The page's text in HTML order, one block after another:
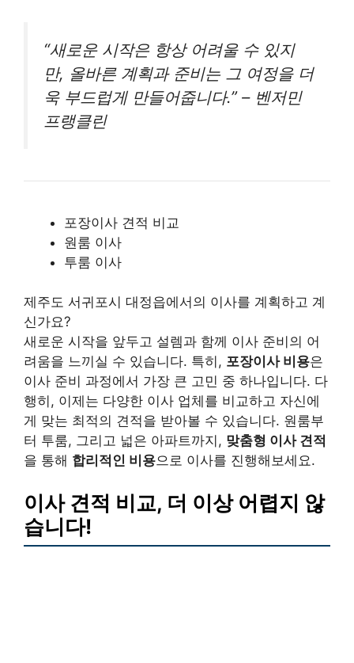
“새로운 시작은 항상 어려울 수 있지
만, 올바른 계획과 준비는 그 여정을 더
욱 부드럽게 만들어줍니다.” – 벤저민
프랭클린
포장이사 견적 비교
원룸 이사
투룸 이사
제주도 서귀포시 대정읍에서의 이사를 계획하고 계
신가요?
새로운 시작을 앞두고 설렘과 함께 이사 준비의 어
려움을 느끼실 수 있습니다. 특히, 포장이사 비용은
이사 준비 과정에서 가장 큰 고민 중 하나입니다. 다
행히, 이제는 다양한 이사 업체를 비교하고 자신에
게 맞는 최적의 견적을 받아볼 수 있습니다. 원룸부
터 투룸, 그리고 넓은 아파트까지, 맞춤형 이사 견적
을 통해 합리적인 비용으로 이사를 진행해보세요.
이사 견적 비교, 더 이상 어렵지 않
습니다!